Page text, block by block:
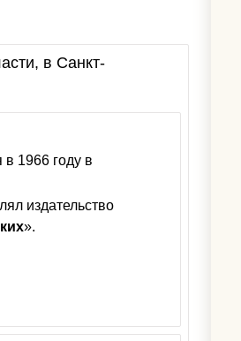
в Санкт-
в 1966 году в
издательство
».